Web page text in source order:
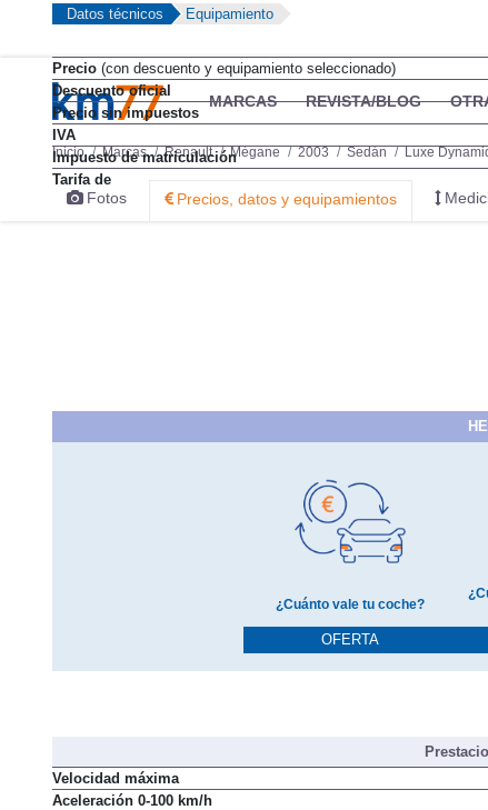
MARCAS REVISTA/BLOG
Inicio Marcas Renault Mégane 2003 Sedán Luxe
Fotos Precios, datos y equipamientos
Datos técnicos Equipamiento
Precio (con descuento y equipamiento seleccionado)
Descuento oficial
Precio sin impuestos
IVA
Impuesto de matriculación
Tarifa de
¿Cuánto vale tu coche?
OFERTA
Velocidad máxima
Aceleración 0-100 km/h